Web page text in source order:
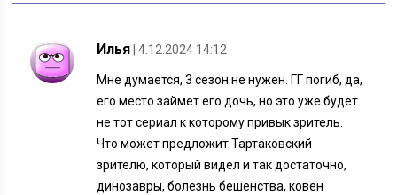
Илья | 4.12.2024 14:12
Мне думается, 3 сезон не нужен. ГГ погиб, да,
его место займет его дочь, но это уже будет
не тот сериал к которому привык зритель.
Что может предложит Тартаковский
зрителю, который видел и так достаточно,
динозавры, болезнь бешенства, ковен